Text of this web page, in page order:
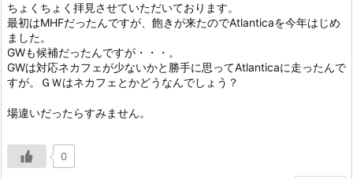
ちょくちょく拝見させていただいております。
最初はMHFだったんですが、飽きが来たのでAtlanticaを今年はじめ
ました。
GWも候補だったんですが・・・。
GWは対応ネカフェが少ないかと勝手に思ってAtlanticaに走ったんで
すが。ＧＷはネカフェとかどうなんでしょう？
場違いだったらすみません。
0